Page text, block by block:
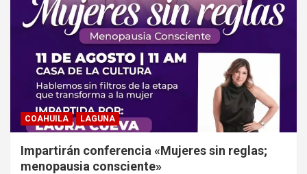
COAHUILA LAGUNA
Impartirán conferencia «Mujeres sin reglas;
menopausia consciente»